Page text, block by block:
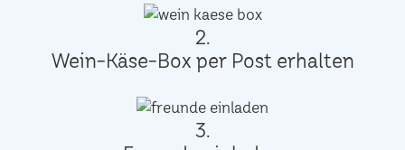
2.
Wein-Käse-Box per Post erhalten
3.